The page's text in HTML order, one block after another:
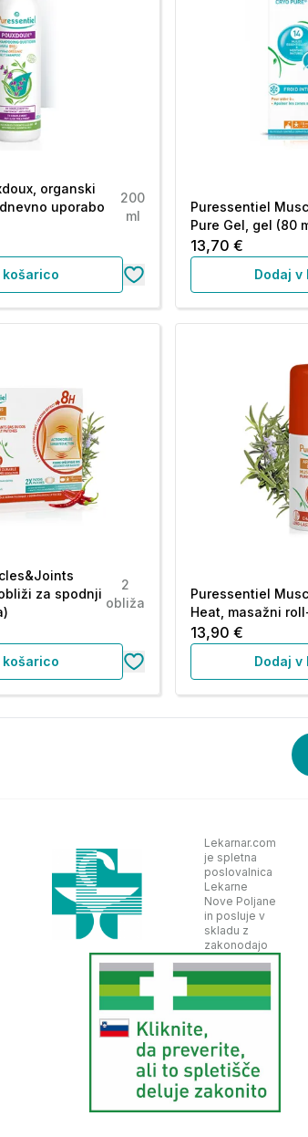
organski
uporabo
200
ml
košarico
Puressentiel
Pure Gel, gel (80
13,70 €
Dodaj v
za spodnji
2
obliža
košarico
Puressentiel
Heat, masažni
13,90 €
Dodaj v
Lekarnar.com
je spletna
poslovalnica
Lekarne
Nove Poljane
in posluje v
skladu z
zakonodajo